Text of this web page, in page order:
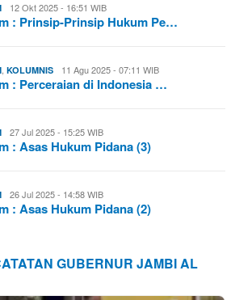
12 Okt 2025 - 16:51 WIB
: Prinsip-Prinsip Hukum Pe…
, KOLUMNIS 11 Agu 2025 - 07:11 WIB
: Perceraian di Indonesia …
27 Jul 2025 - 15:25 WIB
: Asas Hukum Pidana (3)
26 Jul 2025 - 14:58 WIB
: Asas Hukum Pidana (2)
GUBERNUR JAMBI AL